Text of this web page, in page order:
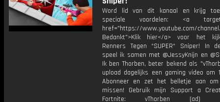
Word lid van dit kanaal en krijg
speciale voordelen: <a
href="https://www.youtube.com/channel/
Bedankt">Klik hier</a> voor het
Renners Tegen *SUPER* Sniper! In
speel ik samen met @JessyKnijn en
Ik ben Thorben, beter bekend als
upload dagelijks een gaming video om
Abonneer en zet het belletje aan
missen! Gebruik mijn Support a
Fortnite: vThorben (ad)